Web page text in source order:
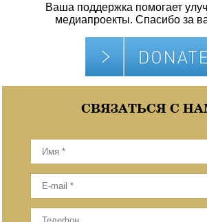
Ваша поддержка помогает
медиапроекты. Спасибо за
СВЯЗАТЬСЯ С